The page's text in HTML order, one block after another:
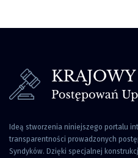
Ideą stworzenia niniejszego portalu
transparentności prowadzonych
Syndyków. Dzięki specjalnej